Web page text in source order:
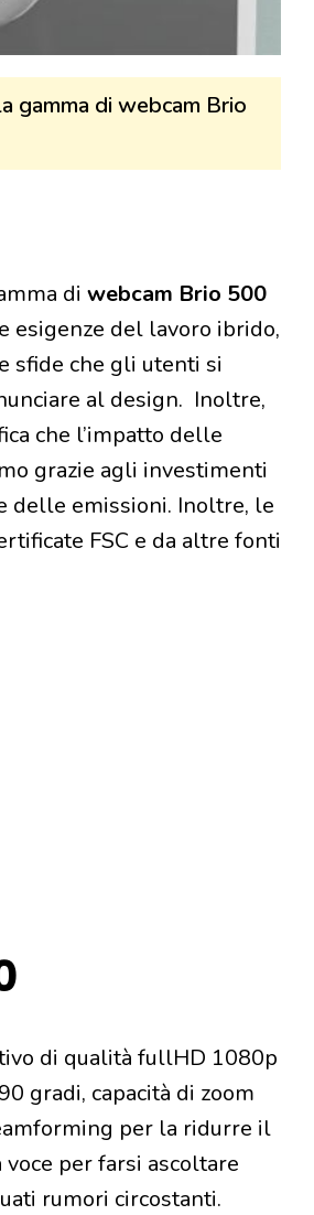
gamma di webcam Brio
di webcam Brio 500
esigenze del lavoro ibrido,
sfide che gli utenti si
al design. Inoltre,
che l’impatto delle
grazie agli investimenti
delle emissioni. Inoltre, le
FSC e da altre fonti
di qualità fullHD 1080p
gradi, capacità di zoom
per la ridurre il
per farsi ascoltare
rumori circostanti.